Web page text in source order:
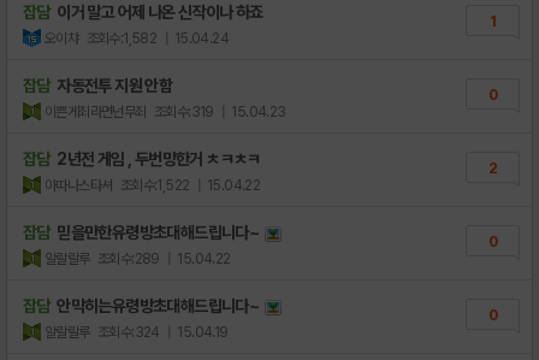
잡담 이거 말고 어제 나온 신작이나 하죠
오이챠 조회수:1,582 | 15.04.24
1
잡담 자동전투 지원 안함
이쁜게죄라면넌무죄 조회수:319 | 15.04.23
0
잡담 2년전 게임 , 두번망한거 ㅊㅋㅊㅋ
아따나스타셔 조회수:1,522 | 15.04.22
2
잡담 믿을만한유령방초대해드립니다~
알랄랄루 조회수:289 | 15.04.22
0
잡담 안막히는유령방초대해드립니다~
알랄랄루 조회수:324 | 15.04.19
0